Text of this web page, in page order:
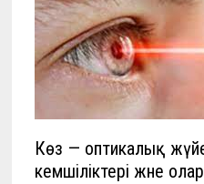
Көз — оптикалық
кемшіліктері және